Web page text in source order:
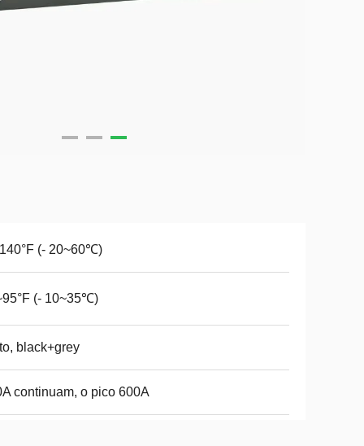
(- 20~60℃)
(- 10~35℃)
black+grey
continuam, o pico 600A